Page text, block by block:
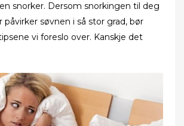
snorker. Dersom snorkingen til deg
påvirker søvnen i så stor grad, bør
vi foreslo over. Kanskje det